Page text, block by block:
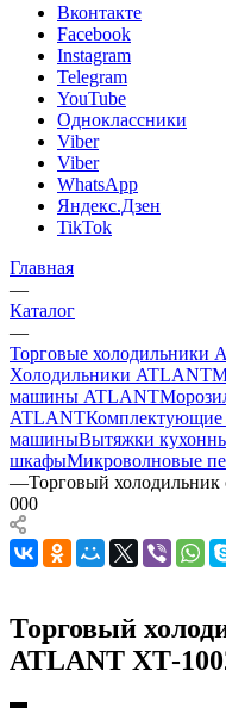
Вконтакте
Facebook
Instagram
Telegram
YouTube
Одноклассники
Viber
Viber
WhatsApp
Яндекс.Дзен
TikTok
Главная
—
Каталог
—
Торговые холодильники
Холодильники ATLANT
машины ATLANT
ATLANTКомплектующие
машиныВытяжки
шкафыМикроволновые
—Торговый
000
Торговый
ATLANT ХТ-